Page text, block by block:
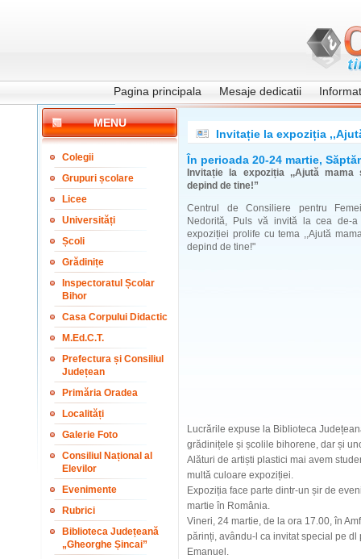
Pagina principala Mesaje dedicatii
MENU
Colegii
Grupuri școlare
Licee
Universități
Școli
Grădinițe
Inspectoratul Școlar
Bihor
Casa Corpului Didactic
M.Ed.C.T.
Prefectura și Consiliul
Județean
Primăria Oradea
Localități
Galerie Foto
Consiliul Național al
Elevilor
Evenimente
Rubrici
Biblioteca Județeană
„Gheorghe Șincai”
Invitație la expoziția
În perioada 20-24 martie,
Invitație la expoziția ,,Ajută
depind de tine!”
Centrul de Consiliere pentru
Nedorită, Puls vă invită la cea de-
expoziției prolife cu tema ,,Ajută
depind de tine!"
Lucrările expuse la Biblioteca
grădinițele și școlile bihorene, dar și
Alături de artiști plastici mai avem
multă culoare expoziției.
Expoziția face parte dintr-un șir de
martie în România.
Vineri, 24 martie, de la ora 17.00, în
părinți, avându-l ca invitat special pe dl
Emanuel.